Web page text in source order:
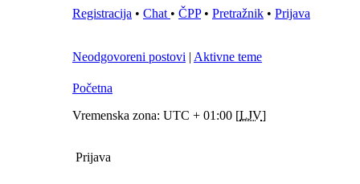
Registracija • Chat • ČPP• Pretražnik • Prijava
Neodgovoreni postovi | Aktivne teme
Početna
Vremenska zona: UTC + 01:00 [LJV]
Prijava